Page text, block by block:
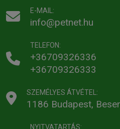
E-MAIL:
info@petnet.hu
TELEFON:
+36709326336
+36709326333
SZEMÉLYES ÁTVÉTEL:
1186 Budapest,
NYITVATARTÁS: